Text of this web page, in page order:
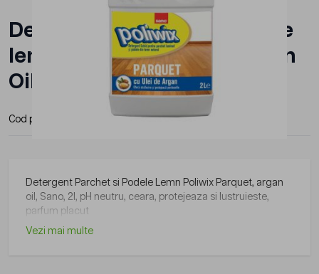
Detergent parchet si podele
lemn Poliwix Parquet, Argan
Oil, SANO, 2l
Cod produs: 7290013268372 Producator:
Detergent Parchet si Podele Lemn Poliwix Parquet, argan
oil, Sano, 2l, pH neutru, ceara, protejeaza si lustruieste,
parfum placut
Vezi mai multe